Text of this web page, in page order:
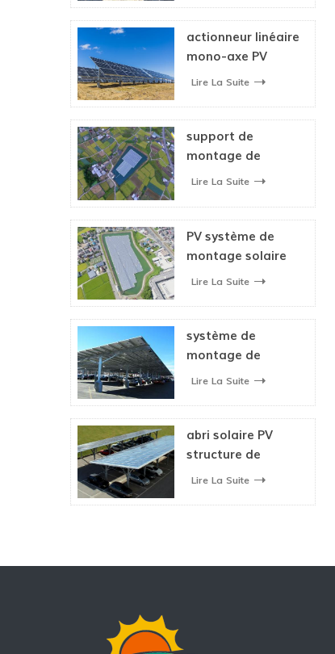
actionneur linéaire
mono-axe PV
système de suivi
Lire La Suite
support de
montage de
système solaire
Lire La Suite
PV système de
montage solaire
flottant
Lire La Suite
système de
montage de
carport de
Lire La Suite
abri solaire PV
structure de
montage pour
Lire La Suite